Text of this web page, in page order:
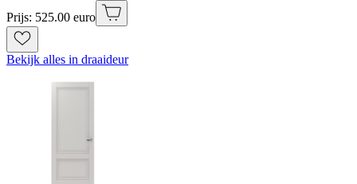
Prijs: 525.00 euro
Bekijk alles in draaideur